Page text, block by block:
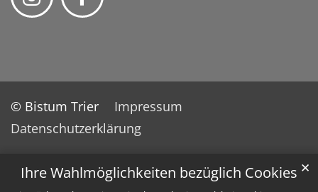
Ihre Wahlmöglichkeiten bezüglich Cookies ✕
© Bistum Trier
Impressum
Datenschutzerklärung